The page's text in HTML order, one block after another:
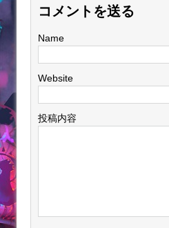
コメントを送る
Name
Website
投稿内容